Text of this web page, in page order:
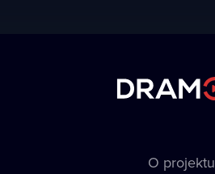
O projektu